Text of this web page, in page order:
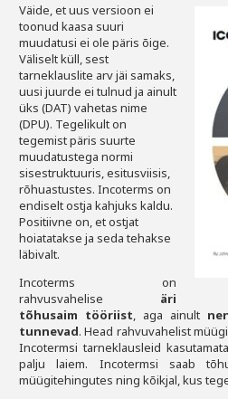
Juhendid ja väljaanded
Videod
Kontakt
Liitu meililistiga
Oskusteave
Incoterms® 2020
Abimaterjalid
Projektid
Väide, et uus versioon ei
toonud kaasa suuri
muudatusi ei ole päris õige.
Väliselt küll, sest
tarneklauslite arv jäi samaks,
uusi juurde ei tulnud ja ainult
üks (DAT) vahetas nime
(DPU). Tegelikult on
tegemist päris suurte
muudatustega normi
sisestruktuuris, esitusviisis,
rõhuastustes. Incoterms on
endiselt ostja kahjuks kaldu.
Positiivne on, et ostjat
hoiatatakse ja seda tehakse
läbivalt.
Incoterms on
rahvusvahelise äri
tõhusaim tööriist, aga ainult
tunnevad.Head rahvuvahelist
Incotermsi tarneklausleid
palju laiem. Incotermsi saab
müügitehingutes ning kõikjal, kus